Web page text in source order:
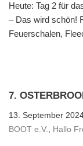
Heute: Tag 2 für
– Das wird schön!
Feuerschalen,
7.
13. September
BOOT e.V., Hallo